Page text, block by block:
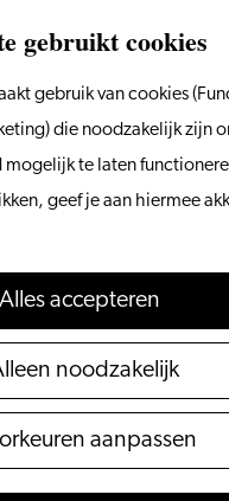
gebruikt cookies
gebruik van cookies
die noodzakelijk zijn
mogelijk te laten
geef je aan hiermee
Alles accepteren
noodzakelijk
aanpassen
Menu
Zoeken
Eten
Met
VVV
Zoeken
45 jaar)